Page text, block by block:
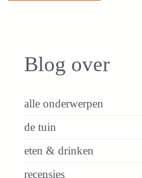
Blog over
alle onderwerpen
de tuin
eten & drinken
recensies